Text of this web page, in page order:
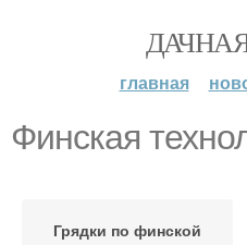
главная
Финская
Грядки по финской